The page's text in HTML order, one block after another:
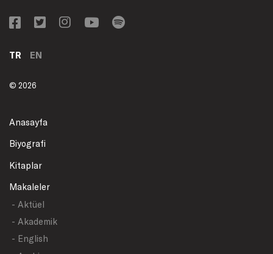
TR EN
© 2026
Anasayfa
Biyografi
Kitaplar
Makaleler
- Aktüel
- Akademik
- English